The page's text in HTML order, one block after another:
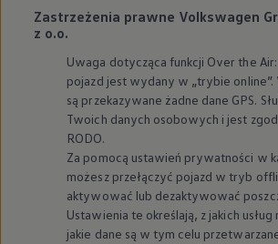
Zastrzeżenia prawne Volkswagen
z o.o.
Uwaga dotycząca funkcji Over the
pojazd jest wydany w „trybie
są przekazywane żadne dane GPS.
Twoich danych osobowych i jest
RODO.
Za pomocą ustawień prywatności w
możesz przełączyć pojazd w tryb
aktywować lub dezaktywować
Ustawienia te określają, z jakich usług
jakie dane są w tym celu